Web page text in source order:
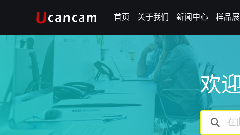
首页 关于我们 新闻中心 样品
欢